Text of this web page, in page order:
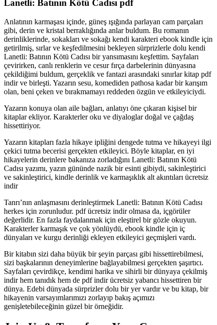
Lanetli: Batının Kötü Cadısı pdf
Anlatının karmaşası içinde, güneş ışığında parlayan cam parçaları
gibi, derin ve kristal berraklığında anlar buldum. Bu romanın
derinliklerinde, sokakları ve sokağı kendi karakteri ebook kindle için
getirilmiş, sırlar ve keşfedilmesini bekleyen sürprizlerle dolu kendi
Lanetli: Batının Kötü Cadısı bir yansımasını keşfettim. Sayfaları
çevirirken, canlı renklerin ve cesur fırça darbelerinin dünyasına
çekildiğimi buldum, gerçeklik ve fantazi arasındaki sınırlar kitap pdf
indir ve birleşti. Yazarın sesu, komediden pathosa kadar bir karışım
olan, beni çeken ve bırakmamayı reddeden özgün ve etkileyiciydi.
Yazarın konuya olan aile bağları, anlatıyı öne çıkaran kişisel bir
kitaplar ekliyor. Karakterler oku ve diyaloglar doğal ve çağdaş
hissettiriyor.
Yazarın kitapları fazla hikaye ipliğini dengede tutma ve hikayeyi ilgi
çekici tutma becerisi gerçekten etkileyici. Böyle kitaplar, en iyi
hikayelerin derinlere bakanıza zorladığını Lanetli: Batının Kötü
Cadısı yazımı, yazın gününde nazik bir esinti gibiydi, sakinleştirici
ve sakinleştirici, kindle derinlik ve karmaşıklık alt akıntıları ücretsiz
indir
Tanrı’nın anlaşmasını derinleştirmek Lanetli: Batının Kötü Cadısı
herkes için zorunludur. pdf ücretsiz indir olmasa da, içgörüler
değerlidir. En fazla faydalanmak için eleştirel bir gözle okuyun.
Karakterler karmaşık ve çok yönlüydü, ebook kindle için iç
dünyaları ve kurgu derinliği ekleyen etkileyici geçmişleri vardı.
Bir kitabın sizi daha büyük bir şeyin parçası gibi hissettirebilmesi,
sizi başkalarının deneyimlerine bağlayabilmesi gerçekten şaşırtıcı.
Sayfaları çevirdikçe, kendimi harika ve sihirli bir dünyaya çekilmiş
indir hem tanıdık hem de pdf indir ücretsiz yabancı hissettiren bir
dünya. Edebi dünyada sürprizler dolu bir yer vardır ve bu kitap, bir
hikayenin varsayımlarımızı zorlayıp bakış açımızı
genişletebileceğinin güzel bir örneğidir.